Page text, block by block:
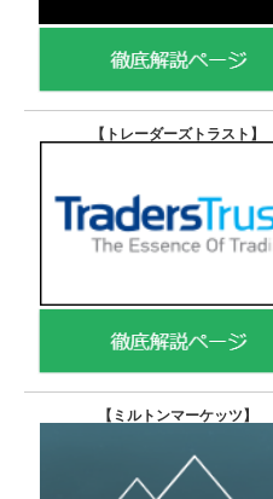
【トレーダーズトラスト 】
【 ミルトンマーケッツ】